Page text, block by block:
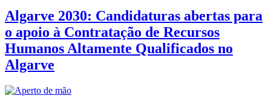
Algarve 2030: Candidaturas abertas para
o apoio à Contratação de Recursos
Humanos Altamente Qualificados no
Algarve